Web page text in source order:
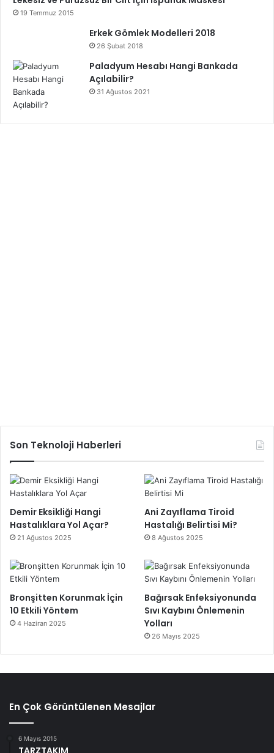
gebelik
gebelikte alınması gereken vitaminler
19 Temmuz 2015
Erkek Gömlek Modelleri 2018
26 Şubat 2018
Paladyum Hesabı Hangi Bankada
Açılabilir?
31 Ağustos 2021
Son Teknoloji Haberleri
Demir Eksikliği Hangi
Hastalıklara Yol Açar?
21 Ağustos 2025
Ani Zayıflama Tiroid
Hastalığı Belirtisi Mi?
8 Ağustos 2025
Bronşitten Korunmak İçin
10 Etkili Yöntem
4 Haziran 2025
Bağırsak Enfeksiyonunda
Sıvı Kaybını Önlemenin
Yolları
26 Mayıs 2025
En Çok Görüntülenen Mesajlar
6 Mayıs 2015